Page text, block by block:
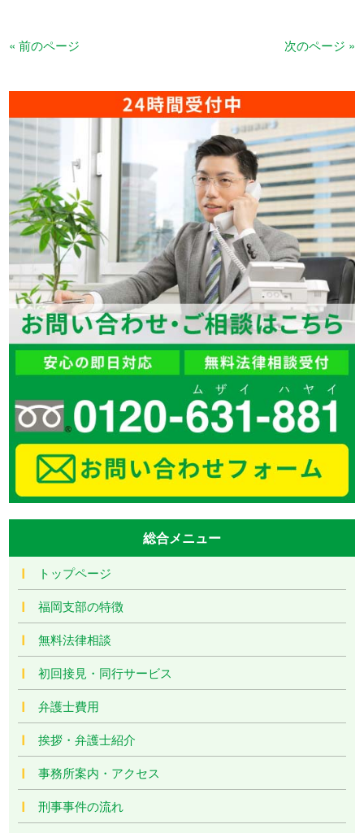
« 前のページ 次のページ »
総合メニュー
トップページ
福岡支部の特徴
無料法律相談
初回接見・同行サービス
弁護士費用
挨拶・弁護士紹介
事務所案内・アクセス
刑事事件の流れ